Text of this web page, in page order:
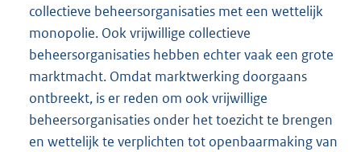
collectieve beheersorganisaties met een wettelijk
monopolie. Ook vrijwillige collectieve
beheersorganisaties hebben echter vaak een grote
marktmacht. Omdat marktwerking doorgaans
ontbreekt, is er reden om ook vrijwillige
beheersorganisaties onder het toezicht te brengen
en wettelijk te verplichten tot openbaarmaking van